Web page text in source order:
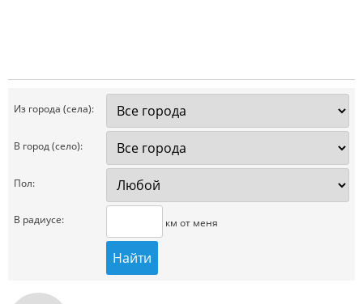
Из города (села):
В город (село):
Пол:
В радиусе: км от меня